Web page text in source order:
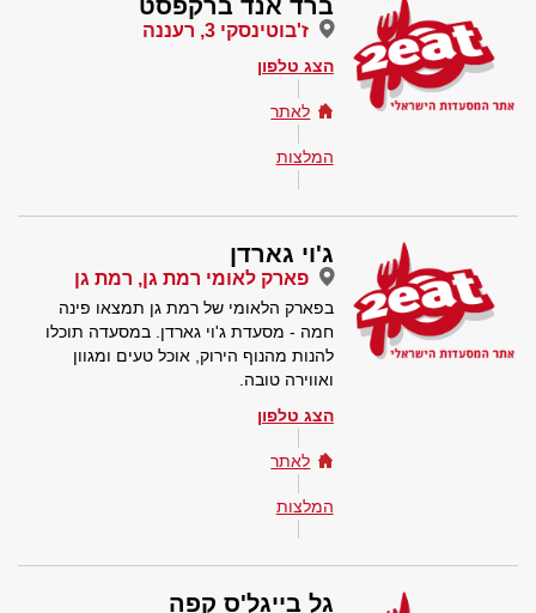
ברד אנד ברקפסט
ז'בוטינסקי 3, רעננה
הצג טלפון
לאתר
המלצות
ג'וי גארדן
פארק לאומי רמת גן, רמת גן
בפארק הלאומי של רמת גן תמצאו פינה
חמה - מסעדת ג'וי גארדן. במסעדה תוכלו
להנות מהנוף הירוק, אוכל טעים ומגוון
ואווירה טובה.
הצג טלפון
לאתר
המלצות
גל בייגל'ס קפה